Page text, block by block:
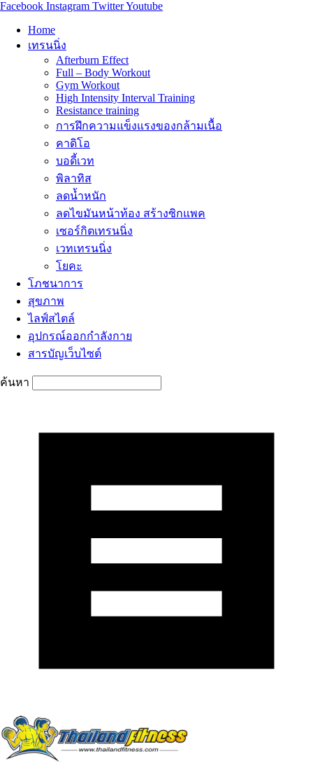
Facebook Instagram TwitterYoutube
Home
เทรนนิ่ง
Afterburn Effect
Full – Body Workout
Gym Workout
High Intensity Interval Training
Resistance training
การฝึกความแข็งแรงของกล้ามเนื้อ
คาดิโอ
บอดี้เวท
พิลาทิส
ลดน้ำหนัก
ลดไขมันหน้าท้อง สร้างซิกแพค
เซอร์กิตเทรนนิ่ง
เวทเทรนนิ่ง
โยคะ
โภชนาการ
สุขภาพ
ไลฟ์สไตล์
อุปกรณ์ออกกำลังกาย
สารบัญเว็บไซต์
ค้นหา